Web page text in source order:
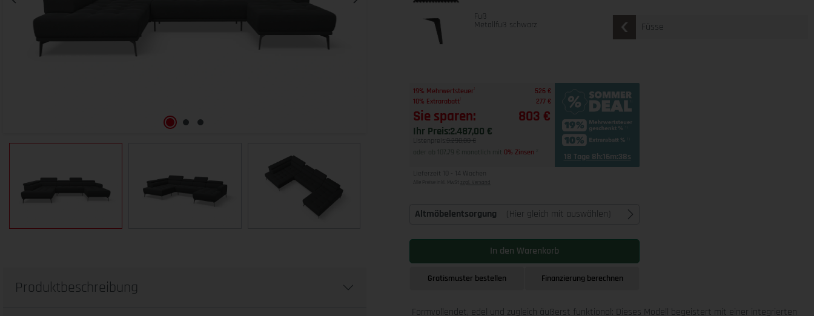
Fuß
Metallfuß schwarz Füsse
19% Mehrwertsteuer
526 €
10% Extrarabatt
277 €
Sie sparen: 803 €
Ihr Preis:2.487,00 €
Listenpreis: 3.290,00 €
oder ab 107,79 € monatlich mit 0% Zinsen 18 Tage 8h:16m:37s
Lieferzeit 10 - 14 Wochen
Alle Preise inkl. MwSt zzgl. Versand
Altmöbelentsorgung (Hier gleich mit auswählen)
In den Warenkorb
Gratismuster bestellen Finanzierung berechnen
Formvollendet, edel und zugleich äußerst funktional: Dieses Modell begeistert mit einer integrierten
Produktbeschreibung